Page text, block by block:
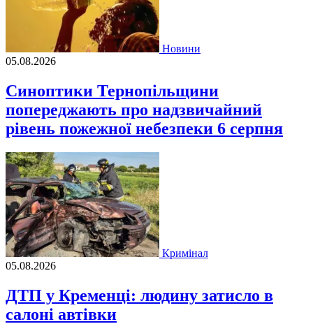
Новини
05.08.2026
Синоптики Тернопільщини
попереджають про надзвичайний
рівень пожежної небезпеки 6 серпня
Кримінал
05.08.2026
ДТП у Кременці: людину затисло в
салоні автівки